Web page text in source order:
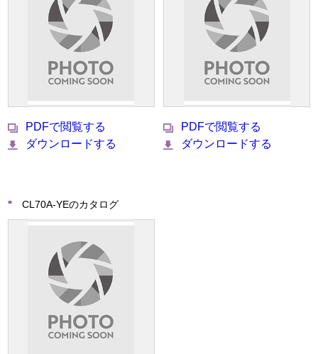
PDFで閲覧する
ダウンロードする
PDFで閲覧する
ダウンロードする
CL70A-YEのカタログ